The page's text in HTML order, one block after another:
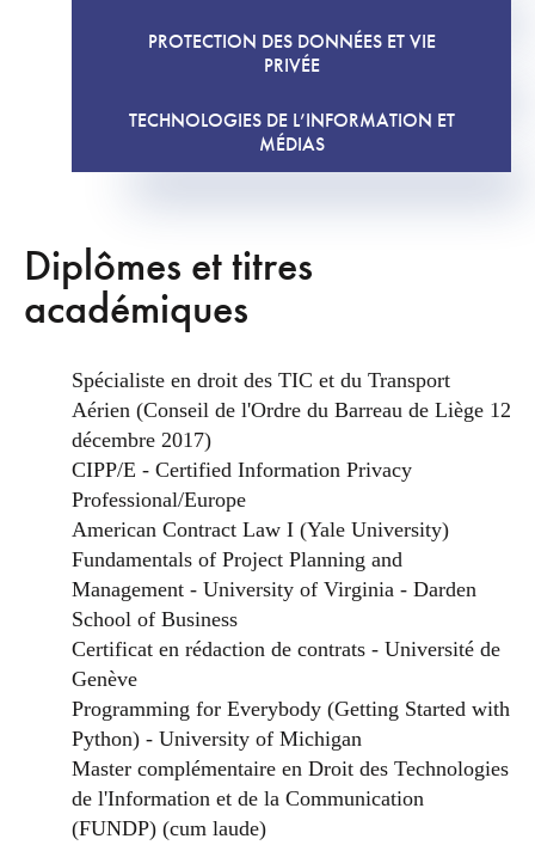
PROTECTION DES DONNÉES ET VIE
PRIVÉE
TECHNOLOGIES DE L’INFORMATION ET
MÉDIAS
Diplômes et titres
académiques
Spécialiste en droit des TIC et du Transport
Aérien (Conseil de l'Ordre du Barreau de Liège 12
décembre 2017)
CIPP/E - Certified Information Privacy
Professional/Europe
American Contract Law I (Yale University)
Fundamentals of Project Planning and
Management - University of Virginia - Darden
School of Business
Certificat en rédaction de contrats - Université de
Genève
Programming for Everybody (Getting Started with
Python) - University of Michigan
Master complémentaire en Droit des Technologies
de l'Information et de la Communication
(FUNDP) (cum laude)